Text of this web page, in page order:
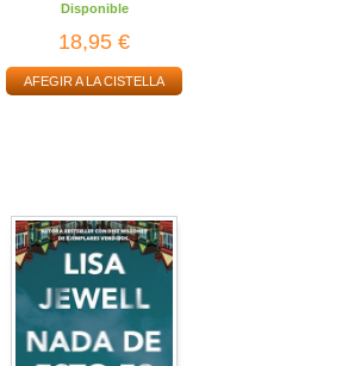
Disponible
18,95 €
AFEGIR A LA CISTELLA